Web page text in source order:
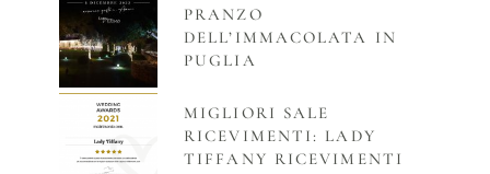
PRANZO
DELL’IMMACOLATA IN
PUGLIA
MIGLIORI SALE
RICEVIMENTI: LADY
TIFFANY RICEVIMENTI